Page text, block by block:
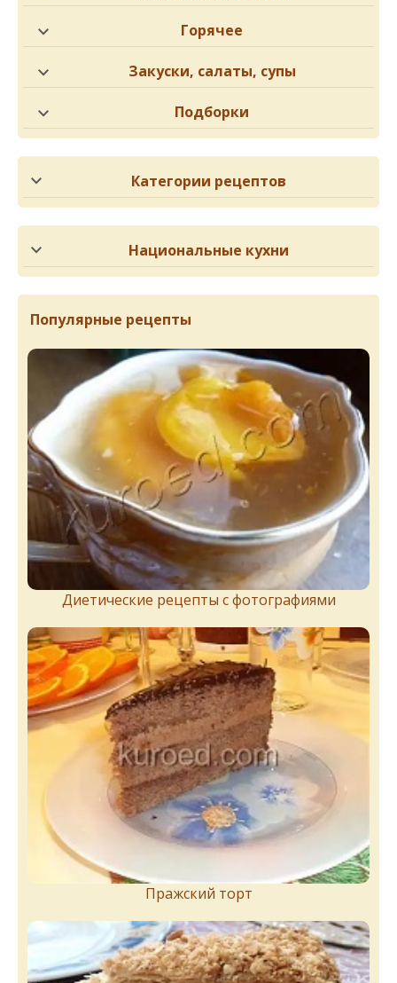
Горячее
Закуски, салаты, супы
Подборки
Категории рецептов
Национальные кухни
Популярные рецепты
Диетические рецепты с фотографиями
Пражский торт